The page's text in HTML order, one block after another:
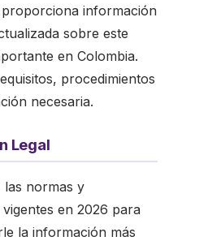
información
sobre este
en Colombia.
procedimientos
necesaria.
Legal
las normas y
en 2026 para
la información más